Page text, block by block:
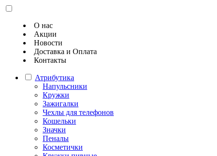
О нас
Акции
Новости
Доставка и Оплата
Контакты
Атрибутика
Напульсники
Кружки
Зажигалки
Чехлы для телефонов
Кошельки
Значки
Пеналы
Косметички